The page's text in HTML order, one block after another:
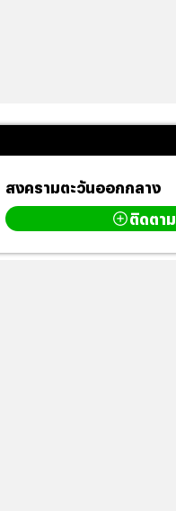
สงครามตะวันออกกลาง
ติดตาม